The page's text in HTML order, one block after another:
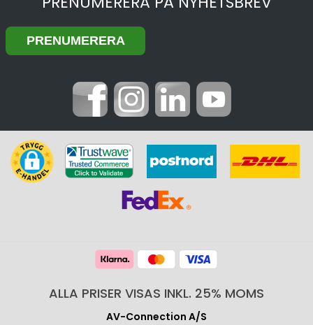
ALLA PRISER VISAS INKL. 25% MOMS
AV-Connection A/S